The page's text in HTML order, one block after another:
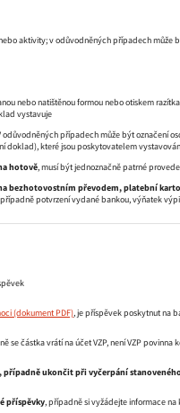
aktivity; v odůvodněných případech
nebo natištěnou formou nebo otiskem
vystavuje
odůvodněných případech může být
které jsou poskytovatelem
hotově, musí být jednoznačně patrné
bezhotovostním převodem, platební
potvrzení vydané bankou, výňatek
, je příspěvek poskytnut na
se částka vrátí na účet VZP, není VZP
případně ukončit při vyčerpání
příspěvky, případně si vyžádejte informace na